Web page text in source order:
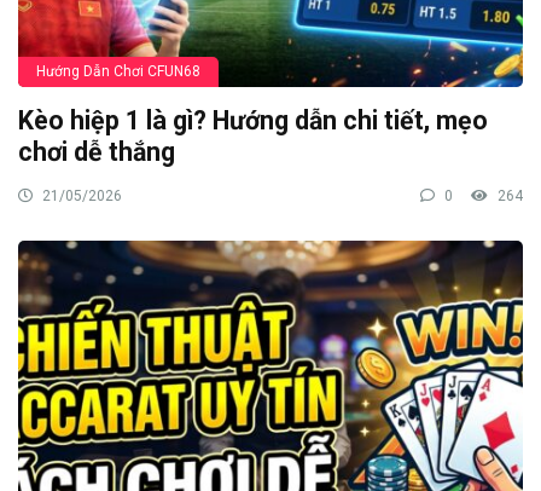
Hướng Dẫn Chơi CFUN68
Kèo hiệp 1 là gì? Hướng dẫn chi tiết, mẹo
chơi dễ thắng
21/05/2026 0 264